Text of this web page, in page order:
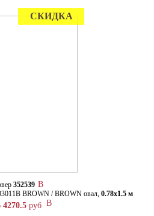
СКИДКА
352539
BROWN / BROWN овал, 0.78х1.5 м
4270.5 руб